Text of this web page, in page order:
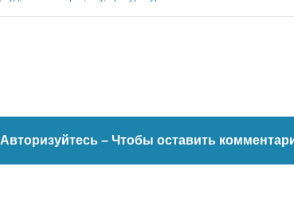
Авторизуйтесь – Чтобы оставить